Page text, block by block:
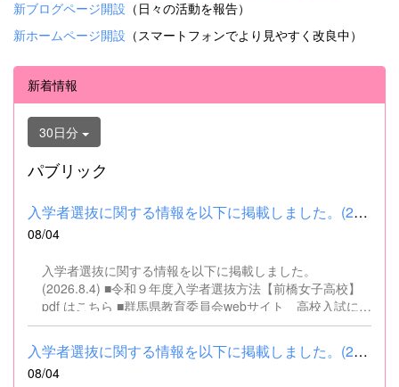
新ブログページ開設 （日々の活動を報告）
新ホームページ開設 （スマートフォンでより見やすく改良中）
新着情報
30日分
パブリック
入学者選抜に関する情報を以下に掲載しました。(2026.8.4) ■令和...
08/04
入学者選抜に関する情報を以下に掲載しました。
(2026.8.4) ■令和９年度入学者選抜方法【前橋女子高校】
pdf はこちら ■群馬県教育委員会webサイト 高校入試に関
するページはこちら
入学者選抜に関する情報を以下に掲載しました。(2026.8.4) ■令和...
08/04